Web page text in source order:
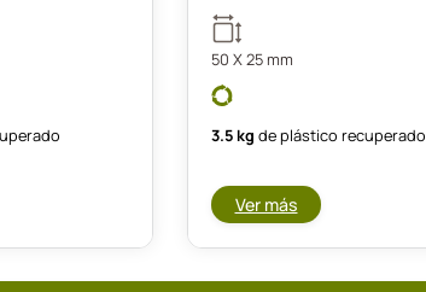
50 X 25 mm
3.5 kg de plástico recuperado
Ver más